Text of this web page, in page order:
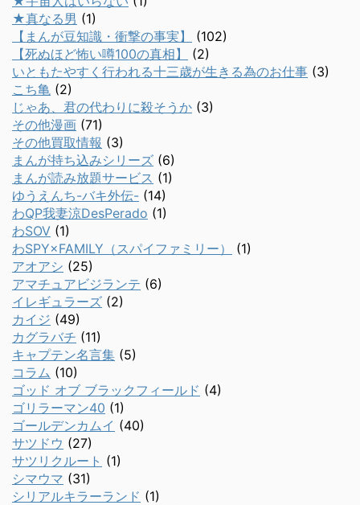
★真なる男 (1)
【まんが豆知識・衝撃の事実】
(102)
【死ぬほど怖い噂100の真相】
(2)
いともたやすく行われる十三歳が生きる為のお仕事 (3)
こち亀 (2)
じゃあ、君の代わりに殺そうか (3)
その他漫画 (71)
その他買取情報 (3)
まんが持ち込みシリーズ (6)
まんが読み放題サービス (1)
ゆうえんち-バキ外伝- (14)
わQP我妻涼DesPerado (1)
わSOV (1)
わSPY×FAMILY（スパイファミリー）
(1)
アオアシ (25)
アマチュアビジランテ (6)
イレギュラーズ (2)
カイジ (49)
カグラバチ (11)
キャプテン名言集 (5)
コラム (10)
ゴッド オブ ブラックフィールド (4)
ゴリラーマン40 (1)
ゴールデンカムイ (40)
サツドウ (27)
サツリクルート (1)
シマウマ (31)
シリアルキラーランド (1)